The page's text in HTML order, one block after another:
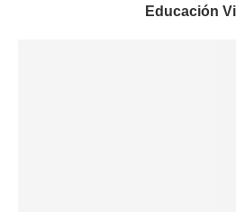
Educación